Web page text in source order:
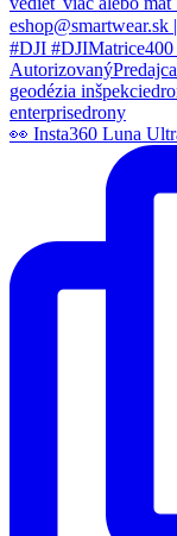
👀 Insta360 Luna